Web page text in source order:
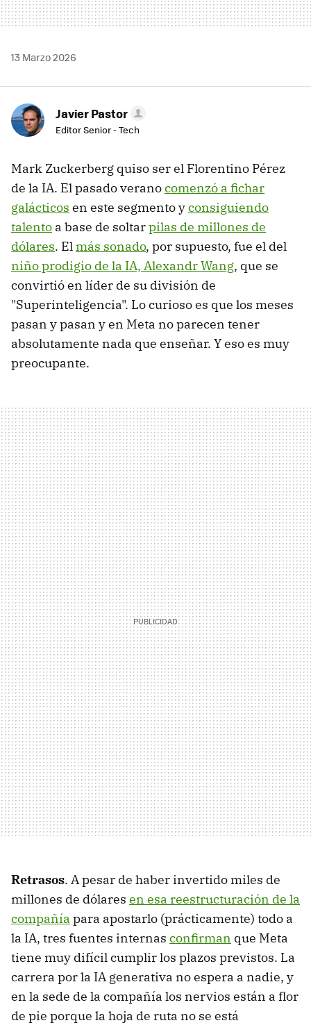
13 Marzo 2026
Javier Pastor
Editor Senior - Tech
Mark Zuckerberg quiso ser el Florentino Pérez
de la IA. El pasado veranocomenzó a fichar
galácticos en este segmento yconsiguiendo
talento a base de soltarpilas de millones de
dólares. Elmás sonado, por supuesto, fue el del
niño prodigio de la IA, Alexandr Wang, que se
convirtió en líder de su división de
"Superinteligencia". Lo curioso es que los meses
pasan y pasan y en Meta no parecen tener
absolutamente nada que enseñar. Y eso es muy
preocupante.
Retrasos. A pesar de haber invertido miles de
millones de dólares en esa reestructuración de la
compañía para apostarlo (prácticamente) todo a
la IA, tres fuentes internas confirman que Meta
tiene muy difícil cumplir los plazos previstos. La
carrera por la IA generativa no espera a nadie, y
en la sede de la compañía los nervios están a flor
de pie porque la hoja de ruta no se está